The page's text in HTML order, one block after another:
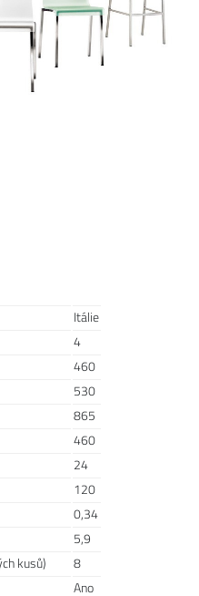
nábytku patří mezi
Pokud totiž začnete
jak vybrat jídelní
Itálie
4
460
530
865
460
24
120
0,34
5,9
kusů)
8
Ano